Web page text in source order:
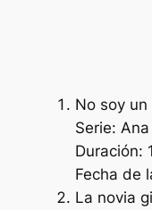
No soy
Serie: Ana
Duración:
Fecha de
La novia